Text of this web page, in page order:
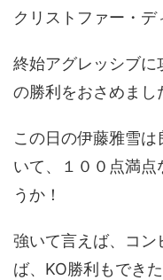
クリストファー・
終始アグレッシブに
の勝利をおさめまし
この日の伊藤雅雪
いて、１００点満点
うか！
強いて言えば、コ
ば、KO勝利もでき